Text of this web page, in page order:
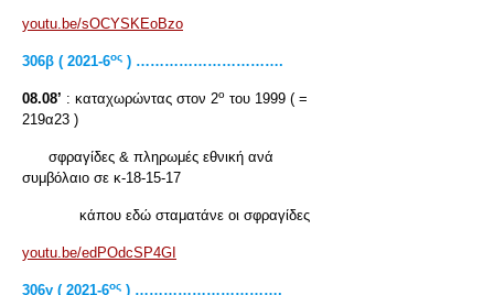
youtu.be/sOCYSKEoBzo
306β ( 2021-6ος ) ………………………….
08.08’ : καταχωρώντας στον 2ο του 1999 ( =
219α23 )
σφραγίδες & πληρωμές εθνική ανά
συμβόλαιο σε κ-18-15-17
κάπου εδώ σταματάνε οι σφραγίδες
youtu.be/edPOdcSP4GI
306γ ( 2021-6ος ) ………………………….